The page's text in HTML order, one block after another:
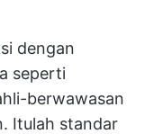
dengan
seperti
berwawasan
Itulah standar